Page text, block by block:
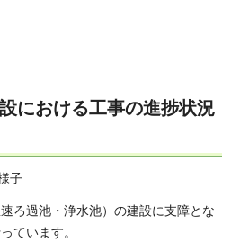
における工事の進捗状況
子
ろ過池・浄水池）の建設に支障とな
ています。